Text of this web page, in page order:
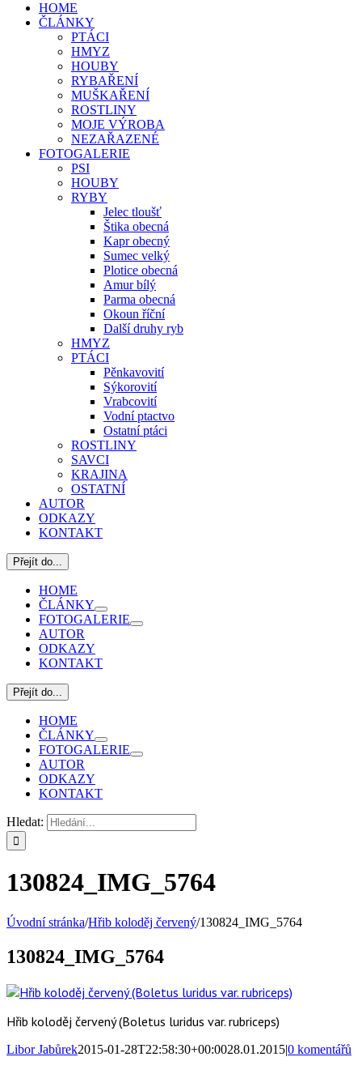
HOME
ČLÁNKY
PTÁCI
HMYZ
HOUBY
RYBAŘENÍ
MUŠKAŘENÍ
ROSTLINY
MOJE VÝROBA
NEZAŘAZENÉ
FOTOGALERIE
PSI
HOUBY
RYBY
Jelec tloušť
Štika obecná
Kapr obecný
Sumec velký
Plotice obecná
Amur bílý
Parma obecná
Okoun říční
Další druhy ryb
HMYZ
PTÁCI
Pěnkavovití
Sýkorovití
Vrabcovití
Vodní ptactvo
Ostatní ptáci
ROSTLINY
SAVCI
KRAJINA
OSTATNÍ
AUTOR
ODKAZY
KONTAKT
Přejít do...
HOME
ČLÁNKY
FOTOGALERIE
AUTOR
ODKAZY
KONTAKT
Přejít do...
HOME
ČLÁNKY
FOTOGALERIE
AUTOR
ODKAZY
KONTAKT
Hledat:
130824_IMG_5764
Úvodní stránka/Hřib koloděj červený/130824_IMG_5764
130824_IMG_5764
Hřib koloděj červený (Boletus luridus var. rubriceps)
Libor Jabůrek2015-01-28T22:58:30+00:0028.01.2015|0 komentářů